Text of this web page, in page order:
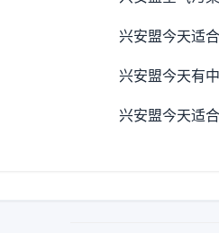
兴安盟今天适
兴安盟今天有
兴安盟今天适